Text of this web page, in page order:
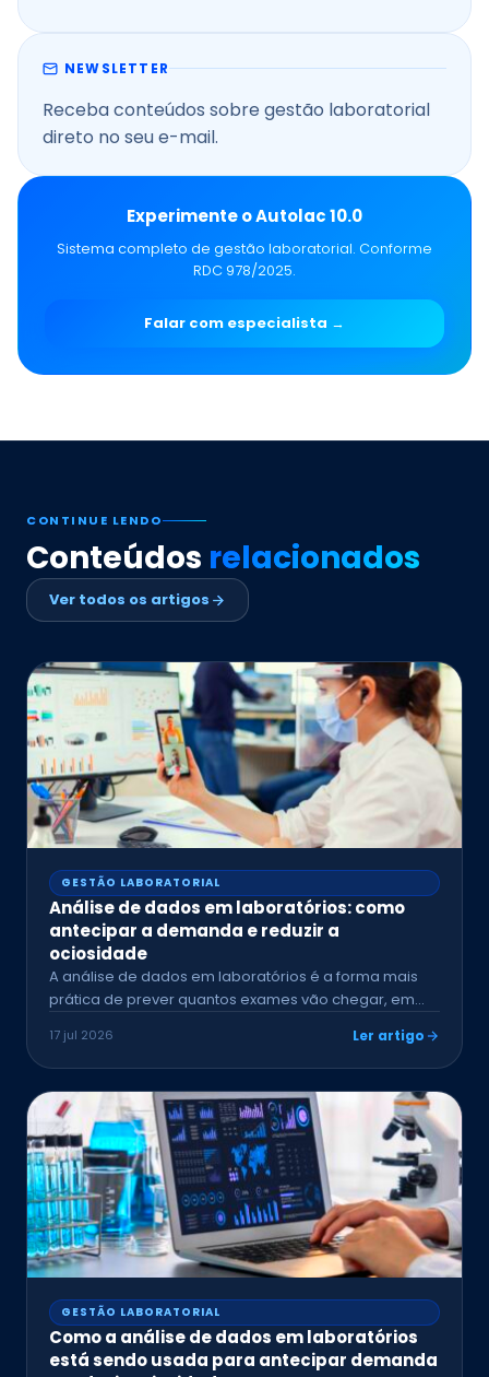
NEWSLETTER
Receba conteúdos sobre gestão laboratorial
direto no seu e-mail.
Experimente o Autolac 10.0
Sistema completo de gestão laboratorial. Conforme
RDC 978/2025.
Falar com especialista →
CONTINUE LENDO
Conteúdos relacionados
Ver todos os artigos
GESTÃO LABORATORIAL
Análise de dados em laboratórios: como
antecipar a demanda e reduzir a
ociosidade
A análise de dados em laboratórios é a forma mais
prática de prever quantos exames vão chegar, em…
17 jul 2026 Ler artigo
GESTÃO LABORATORIAL
Como a análise de dados em laboratórios
está sendo usada para antecipar demanda